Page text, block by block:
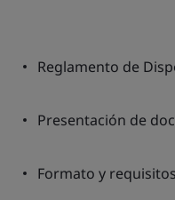
Reglamento de
Presentación de
Formato y